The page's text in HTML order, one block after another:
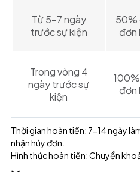
Từ 5-7 ngày
trước sự kiện
50%
đơn
Trong vòng 4
ngày trước sự
kiện
đơn
Thời gian hoàn tiền: 7-14 ngày
nhận hủy đơn.
Hình thức hoàn tiền: Chuyển